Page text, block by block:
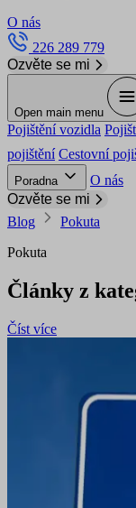
O nás
226 289 779
Ozvěte se mi
Open main menu
Pojištění vozidla
pojištění Cestovní
Poradna
O nás
Ozvěte se mi
Blog
Pokuta
Pokuta
Články z
Číst více